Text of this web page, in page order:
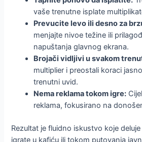
vaše trenutne isplate
Prevucite levo ili desno za
menjajte nivoe težine ili
napuštanja glavnog ekrana.
Brojači vidljivi u svakom
multiplier i preostali koraci
trenutni uvid.
Nema reklama tokom igre:
reklama, fokusirano na
Rezultat je fluidno iskustvo koje
igrate u kafiću ili tokom putovanja